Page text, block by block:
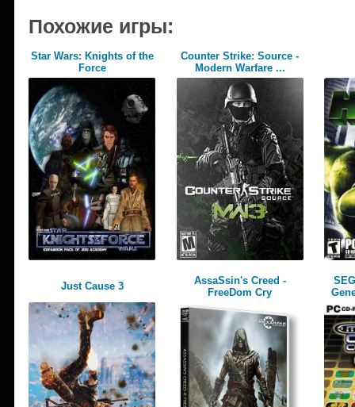
Похожие игры:
Star Wars: Knights of the
Force
Counter Strike: Source -
Modern Warfare ...
Just Cause 3
AssaSsin's Creed -
FreeDom Cry